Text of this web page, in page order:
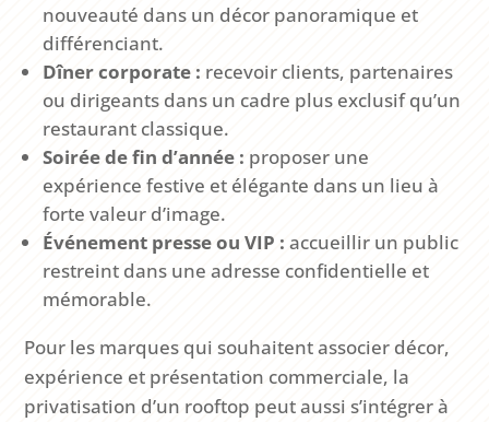
nouveauté dans un décor panoramique et
différenciant.
Dîner corporate : recevoir clients, partenaires
ou dirigeants dans un cadre plus exclusif qu’un
restaurant classique.
Soirée de fin d’année : proposer une
expérience festive et élégante dans un lieu à
forte valeur d’image.
Événement presse ou VIP : accueillir un public
restreint dans une adresse confidentielle et
mémorable.
Pour les marques qui souhaitent associer décor,
expérience et présentation commerciale, la
privatisation d’un rooftop peut aussi s’intégrer à